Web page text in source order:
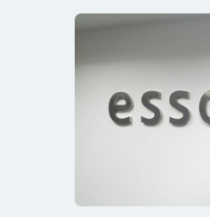
MULHERES
GESTORAS